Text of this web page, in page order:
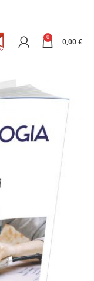
0
0,00 €